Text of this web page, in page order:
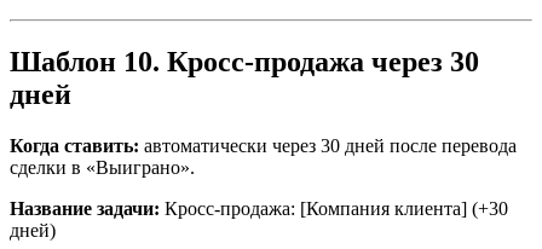
Шаблон 10. Кросс-продажа через 30
дней
Когда ставить: автоматически через 30 дней после перевода
сделки в «Выиграно».
Название задачи: Кросс-продажа: [Компания клиента] (+30
дней)